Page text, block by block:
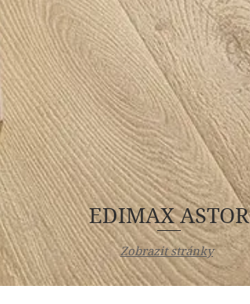
EDIMAX ASTOR
Zobrazit stránky